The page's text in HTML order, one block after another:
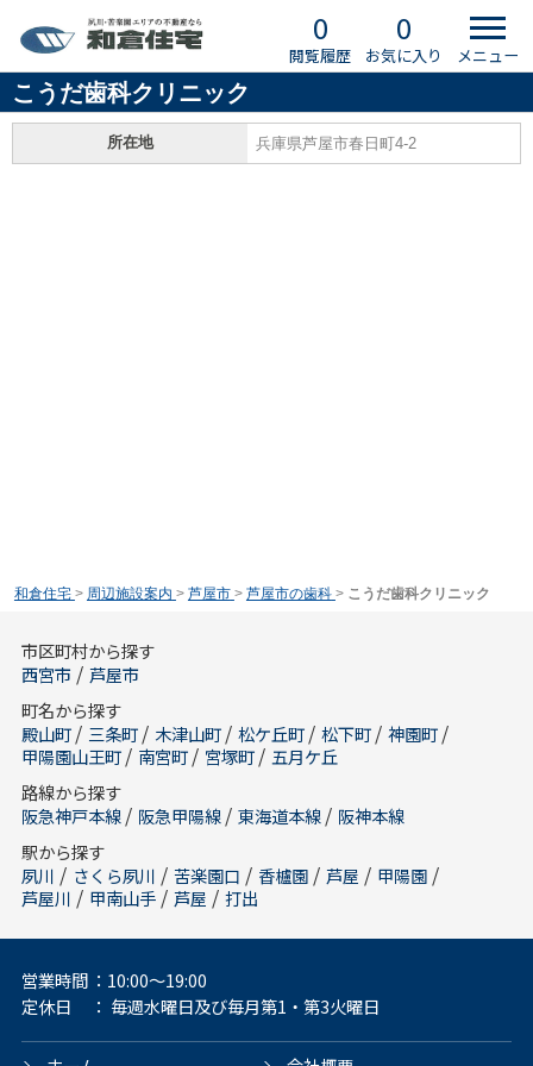
0
閲覧履歴
0
お気に入り メニュー
こうだ歯科クリニック
所在地 兵庫県芦屋市春日町4-2
和倉住宅 > 周辺施設案内 > 芦屋市 > 芦屋市の歯科 > こうだ歯科クリニック
市区町村から探す
西宮市 / 芦屋市
町名から探す
殿山町/ 三条町/ 木津山町/ 松ケ丘町/ 松下町/ 神園町/
甲陽園山王町/ 南宮町/ 宮塚町/ 五月ケ丘
路線から探す
阪急神戸本線/ 阪急甲陽線/ 東海道本線/ 阪神本線
駅から探す
夙川 / さくら夙川 / 苦楽園口 / 香櫨園 / 芦屋 / 甲陽園 /
芦屋川 / 甲南山手 / 芦屋 / 打出
営業時間 ：10:00～19:00
定休日
： 毎週水曜日及び毎月第1・第3火曜日